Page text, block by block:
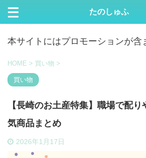
たのしゅふ
本サイトにはプロモーションが含
HOME > 買い物 >
買い物
【長崎のお土産特集】職場で配
気商品まとめ
2026年1月17日